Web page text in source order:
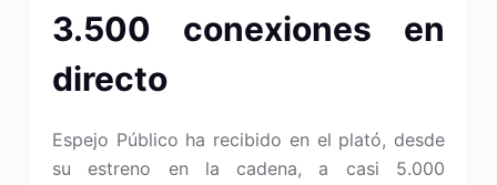
3.500 conexiones en
directo
Espejo Público ha recibido en el plató, desde
su estreno en la cadena, a casi 5.000